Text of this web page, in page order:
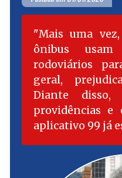
Mais uma
ônibus usam
rodoviários
geral,
Diante
providências e
aplicativo 99 já